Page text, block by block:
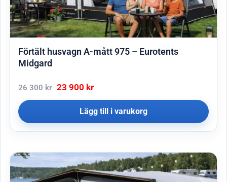
Förtält husvagn A-mått 975 – Eurotents
Midgard
26 300kr 23 900 kr
Lägg till i varukorg